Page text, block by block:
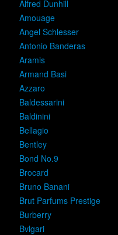
Alfred Dunhill
Amouage
Angel Schlesser
Antonio Banderas
Aramis
Armand Basi
Azzaro
Baldessarini
Baldinini
Bellagio
Bentley
Bond No.9
Brocard
Bruno Banani
Brut Parfums Prestige
Burberry
Bvlgari